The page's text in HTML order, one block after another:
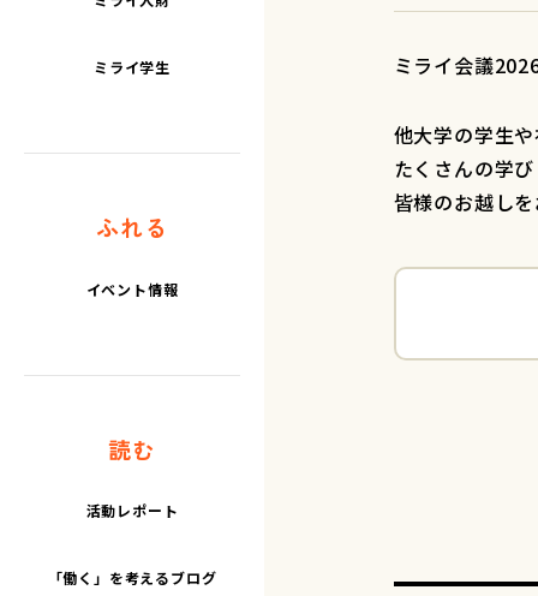
ミライ学生
ふれる
イベント情報
読む
活動レポート
「働く」を考えるブログ
ミライ会議
他大学の学生
たくさんの学
皆様のお越し